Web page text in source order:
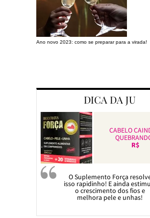
Ano novo 2023: como se preparar para a virada!
DICA DA JU
CABELO
R$
O Suplemento Força
isso rapidinho! E ainda
o crescimento dos fios e
melhora pele e unhas!